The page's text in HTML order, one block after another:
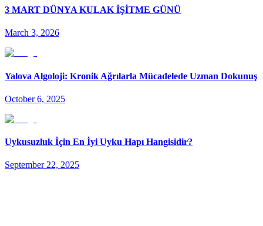
3 MART DÜNYA KULAK İŞİTME GÜNÜ
March 3, 2026
Yalova Algoloji: Kronik Ağrılarla Mücadelede Uzman Dokunuş
October 6, 2025
Uykusuzluk İçin En İyi Uyku Hapı Hangisidir?
September 22, 2025